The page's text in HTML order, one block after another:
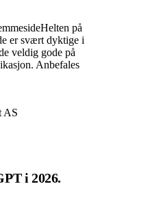
på
er svært dyktige i
veldig gode på
Anbefales
AS
i 2026.